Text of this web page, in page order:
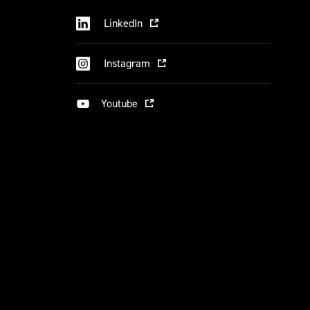
LinkedIn
Instagram
Youtube